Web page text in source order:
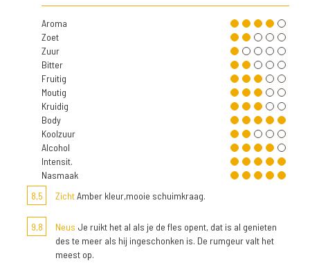
Aroma
Zoet
Zuur
Bitter
Fruitig
Moutig
Kruidig
Body
Koolzuur
Alcohol
Intensit.
Nasmaak
8,5
ZichtAmber kleur,mooie schuimkraag.
9,8 Neus Je ruikt het al als je de fles opent, dat is al genieten
des te meer als hij ingeschonken is. De rumgeur valt het
meest op.